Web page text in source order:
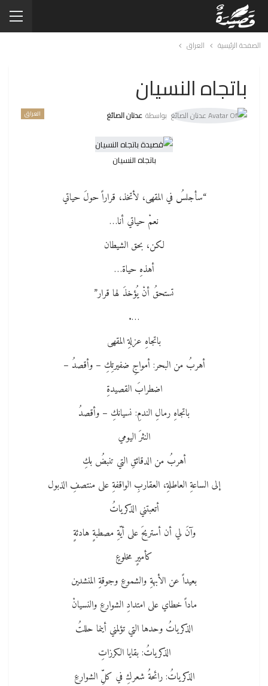
الصفحة الرئيسية العراق
باتجاه النسيان
العراق بواسطة عدنان الصائغ
باتجاه النسيان
“سأجلسُ في المقهى، لأتخذ، قراراً حولَ حياتي
نعمْ حياتي أنا…
لكن، بحق الشيطان
أهذهِ حياة…
تستحقُ أنْ يُؤخذَ لها قرار”
….
باتجاهِ عزلةِ المقهى
أهربُ من البحر: أمواجِ ضفيرتِكِ – وأقصدُ –
اضطرابَ القصيدةِ
باتجاهِ رمالِ الندمِ: نسيانكِ – وأقصدُ
النثرَ اليومي
أهربُ من الدقائقِ التي تنبضُ بكِ
إلى الساعةِ العاطلةِ، العقاربِ الواقفةِ على منتصفِ الذبول
أتعبتني الذكرياتُ
وآنَ لي أن أستريحَ على أيّةِ مصطبةٍ هادئةٍ
كأميرٍ مخلوعٍ
بعيداً عن الأبهةِ والشموعِ وجوقةِ المنشدين
ماداً خطاي على امتدادِ الشوارعِ والنسيانْ
الذكرياتُ وحدها التي تؤلمني أينما حللتُ
الذكرياتُ: بقايا الكرزاتِ
الذكرياتُ: رائحةُ شعركِ في كلِّ الشوارعِ